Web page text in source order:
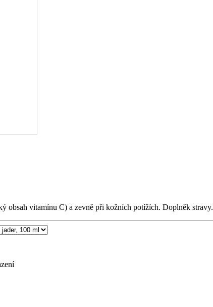
obsah vitamínu C) a zevně při kožních potížích. Doplněk stravy.